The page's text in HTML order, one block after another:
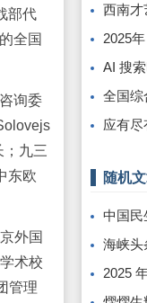
部代
全国
询委
；九三
东欧
外国
术校
管理
西南才艺
2025年 福
AI 搜索时代
全国综合
应有尽有，
随机
中国民生
海峡头
2025 年软文